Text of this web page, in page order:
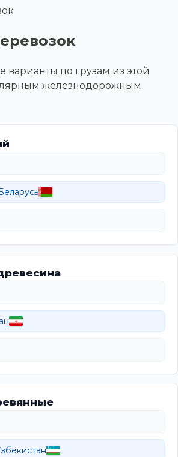
по грузам из этой
железнодорожным